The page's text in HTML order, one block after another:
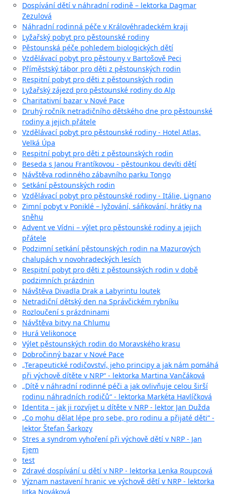
Dospívání dětí v náhradní rodině – lektorka Dagmar
Zezulová
Náhradní rodinná péče v Královéhradeckém kraji
Lyžařský pobyt pro pěstounské rodiny
Pěstounská péče pohledem biologických dětí
Vzdělávací pobyt pro pěstouny v Bartošově Peci
Příměstský tábor pro děti z pěstounských rodin
Respitní pobyt pro děti z pěstounských rodin
Lyžařský zájezd pro pěstounské rodiny do Alp
Charitativní bazar v Nové Pace
Druhý ročník netradičního dětského dne pro pěstounské
rodiny a jejich přátele
Vzdělávací pobyt pro pěstounské rodiny - Hotel Atlas,
Velká Úpa
Respitní pobyt pro děti z pěstounských rodin
Beseda s Janou Frantíkovou - pěstounkou devíti dětí
Návštěva rodinného zábavního parku Tongo
Setkání pěstounských rodin
Vzdělávací pobyt pro pěstounské rodiny - Itálie, Lignano
Zimní pobyt v Poniklé – lyžování, sáňkování, hrátky na
sněhu
Advent ve Vídni – výlet pro pěstounské rodiny a jejich
přátele
Podzimní setkání pěstounských rodin na Mazurových
chalupách v novohradeckých lesích
Respitní pobyt pro děti z pěstounských rodin v době
podzimních prázdnin
Návštěva Divadla Drak a Labyrintu loutek
Netradiční dětský den na Správčickém rybníku
Rozloučení s prázdninami
Návštěva bitvy na Chlumu
Hurá Velikonoce
Výlet pěstounských rodin do Moravského krasu
Dobročinný bazar v Nové Pace
„Terapeutické rodičovství, jeho principy a jak nám pomáhá
při výchově dítěte v NRP“ - lektorka Martina Vančáková
„Dítě v náhradní rodinné péči a jak ovlivňuje celou širší
rodinu náhradních rodičů“ - lektorka Markéta Havlíčková
Identita – jak ji rozvíjet u dítěte v NRP - lektor Jan Dužda
„Co mohu dělat lépe pro sebe, pro rodinu a přijaté děti“ -
lektor Štefan Šarkozy
Stres a syndrom vyhoření při výchově dětí v NRP - Jan
Ejem
test
Zdravé dospívání u dětí v NRP - lektorka Lenka Roupcová
Význam nastavení hranic ve výchově dětí v NRP - lektorka
Jitka Nováková